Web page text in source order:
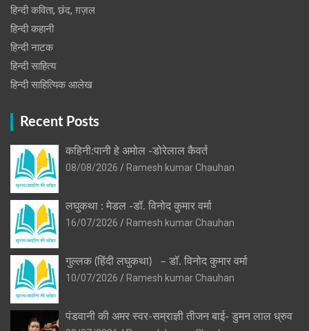
हिन्दी कविता, छंद, ग़ज़ल
हिन्दी कहानी
हिन्‍दी नाटक
हिन्दी साहित्य
हिन्दी साहित्यिक आलेख
Recent Posts
कहिनी:पानी हे अमोल -डोरेलाल कैवर्त
08/08/2026
Ramesh kumar Chauhan
लघुकथा : मेडल -डॉ. विनोद कुमार वर्मा
16/07/2026
Ramesh kumar Chauhan
गुल्लक (हिंदी लघुकथा) – डॉ. विनोद कुमार वर्मा
10/07/2026
Ramesh kumar Chauhan
पंडवानी की अमर स्वर-सम्राज्ञी तीजन बाई- डुमन लाल ध्रुव